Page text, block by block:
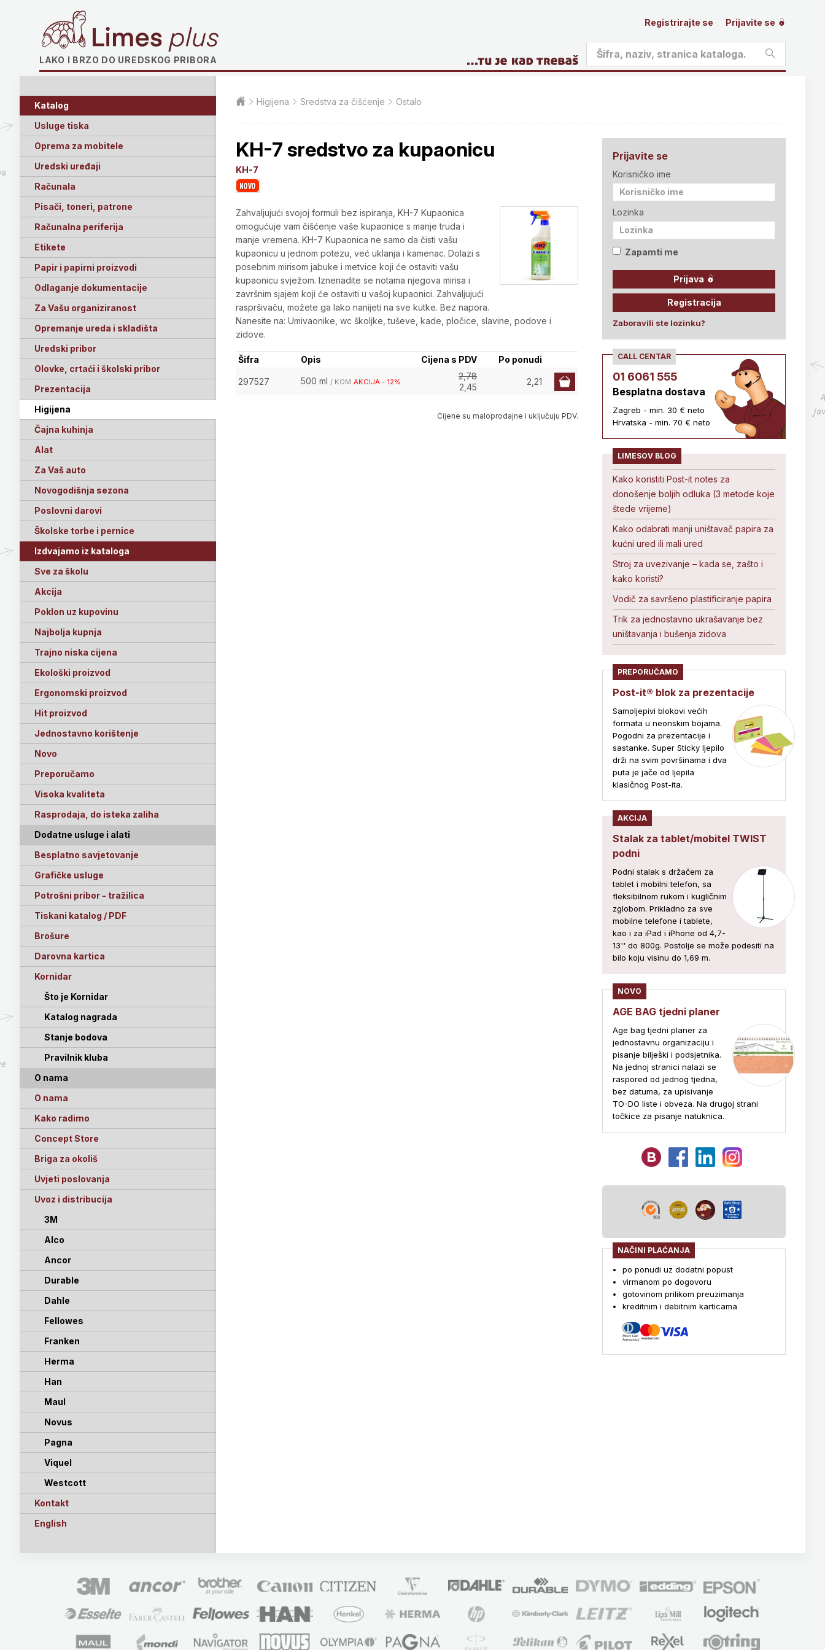
LAKO I BRZO DO UREDSKOG PRIBORA
Registrirajte se Prijavite se
Katalog
Usluge tiska
Oprema za mobitele
Uredski uređaji
Računala
Pisači, toneri, patrone
Računalna periferija
Etikete
Papir i papirni proizvodi
Odlaganje dokumentacije
Za Vašu organiziranost
Opremanje ureda i skladišta
Uredski pribor
Olovke, crtaći i školski pribor
Prezentacija
Higijena
Čajna kuhinja
Alat
Za Vaš auto
Novogodišnja sezona
Poslovni darovi
Školske torbe i pernice
Izdvajamo iz kataloga
Sve za školu
Akcija
Poklon uz kupovinu
Najbolja kupnja
Trajno niska cijena
Ekološki proizvod
Ergonomski proizvod
Hit proizvod
Jednostavno korištenje
Novo
Preporučamo
Visoka kvaliteta
Rasprodaja, do isteka zaliha
Dodatne usluge i alati
Besplatno savjetovanje
Grafičke usluge
Potrošni pribor - tražilica
Tiskani katalog / PDF
Brošure
Darovna kartica
Kornidar
Što je Kornidar
Katalog nagrada
Stanje bodova
Pravilnik kluba
O nama
O nama
Kako radimo
Concept Store
Briga za okoliš
Uvjeti poslovanja
Uvoz i distribucija
3M
Alco
Ancor
Durable
Dahle
Fellowes
Franken
Herma
Han
Maul
Novus
Pagna
Viquel
Westcott
Kontakt
English
Higijena Sredstva za čišćenje Ostalo
KH-7 sredstvo za kupaonicu
KH-7
Zahvaljujući svojoj formuli bez ispiranja, KH-7 Kupaonica
omogućuje vam čišćenje vaše kupaonice s manje truda i
manje vremena. KH-7 Kupaonica ne samo da čisti vašu
kupaonicu u jednom potezu, već uklanja i kamenac. Dolazi s
posebnim mirisom jabuke i metvice koji će ostaviti vašu
kupaonicu svježom. Iznenadite se notama njegova mirisa i
završnim sjajem koji će ostaviti u vašoj kupaonici. Zahvaljujući
raspršivaču, možete ga lako nanijeti na sve kutke. Bez napora.
Nanesite na: Umivaonike, wc školjke, tuševe, kade, pločice, slavine, podove i
zidove.
Šifra Opis Cijena s PDV Po ponudi
297527 500 ml / KOM AKCIJA - 12%
2,78
2,45
2,21
Cijene su maloprodajne i uključuju PDV.
Prijavite se
Korisničko ime
Lozinka
Zapamti me
Prijava
Registracija
Zaboravili ste lozinku?
CALL CENTAR
01 6061 555
Besplatna dostava
Zagreb - min. 30 € neto
Hrvatska - min. 70 € neto
LIMESOV BLOG
Kako koristiti Post-it notes za
donošenje boljih odluka (3 metode koje
štede vrijeme)
Kako odabrati manji uništavač papira za
kućni ured ili mali ured
Stroj za uvezivanje – kada se, zašto i
kako koristi?
Vodič za savršeno plastificiranje papira
Trik za jednostavno ukrašavanje bez
uništavanja i bušenja zidova
PREPORUČAMO
Post-it® blok za prezentacije
Samoljepivi blokovi većih
formata u neonskim bojama.
Pogodni za prezentacije i
sastanke. Super Sticky ljepilo
drži na svim površinama i dva
puta je jače od ljepila
klasičnog Post-ita.
AKCIJA
Stalak za tablet/mobitel TWIST
podni
Podni stalak s držačem za
tablet i mobilni telefon, sa
fleksibilnom rukom i kugličnim
zglobom. Prikladno za sve
mobilne telefone i tablete,
kao i za iPad i iPhone od 4,7-
13'' do 800g. Postolje se može podesiti na
bilo koju visinu do 1,69 m.
NOVO
AGE BAG tjedni planer
Age bag tjedni planer za
jednostavnu organizaciju i
pisanje bilješki i podsjetnika.
Na jednoj stranici nalazi se
raspored od jednog tjedna,
bez datuma, za upisivanje
TO-DO liste i obveza. Na drugoj strani
točkice za pisanje natuknica.
NAČINI PLAĆANJA
po ponudi uz dodatni popust
virmanom po dogovoru
gotovinom prilikom preuzimanja
kreditnim i debitnim karticama